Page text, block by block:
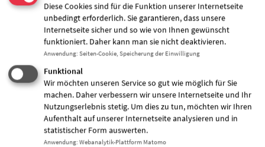
Veranstalter &
Veranstaltungort
Diese Cookies sind für die Funktion unserer Internetseite
unbedingt erforderlich. Sie garantieren, dass unsere
Internetseite sicher und so wie von Ihnen gewünscht
funktioniert. Daher kann man sie nicht deaktivieren.
Anwendung: Seiten-Cookie, Speicherung der Einwilligung
Funktional
Wir möchten unseren Service so gut wie möglich für Sie
machen. Daher verbessern wir unsere Internetseite und Ihr
Nutzungserlebnis stetig. Um dies zu tun, möchten wir Ihren
Aufenthalt auf unserer Internetseite analysieren und in
statistischer Form auswerten.
Anwendung: Webanalytik-Plattform Matomo